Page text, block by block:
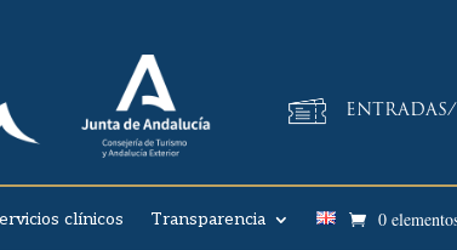
clínicos Transparencia 0